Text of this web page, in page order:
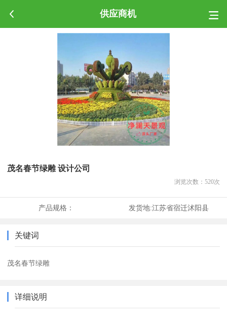
供应商机
茂名春节绿雕 设计公司
浏览次数： 520次
产品规格： 发货地:江苏省宿迁沭阳县
关键词
茂名春节绿雕
详细说明